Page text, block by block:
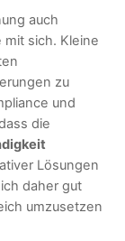
auch
sich. Kleine
zu
und
die
Lösungen
daher gut
umzusetzen